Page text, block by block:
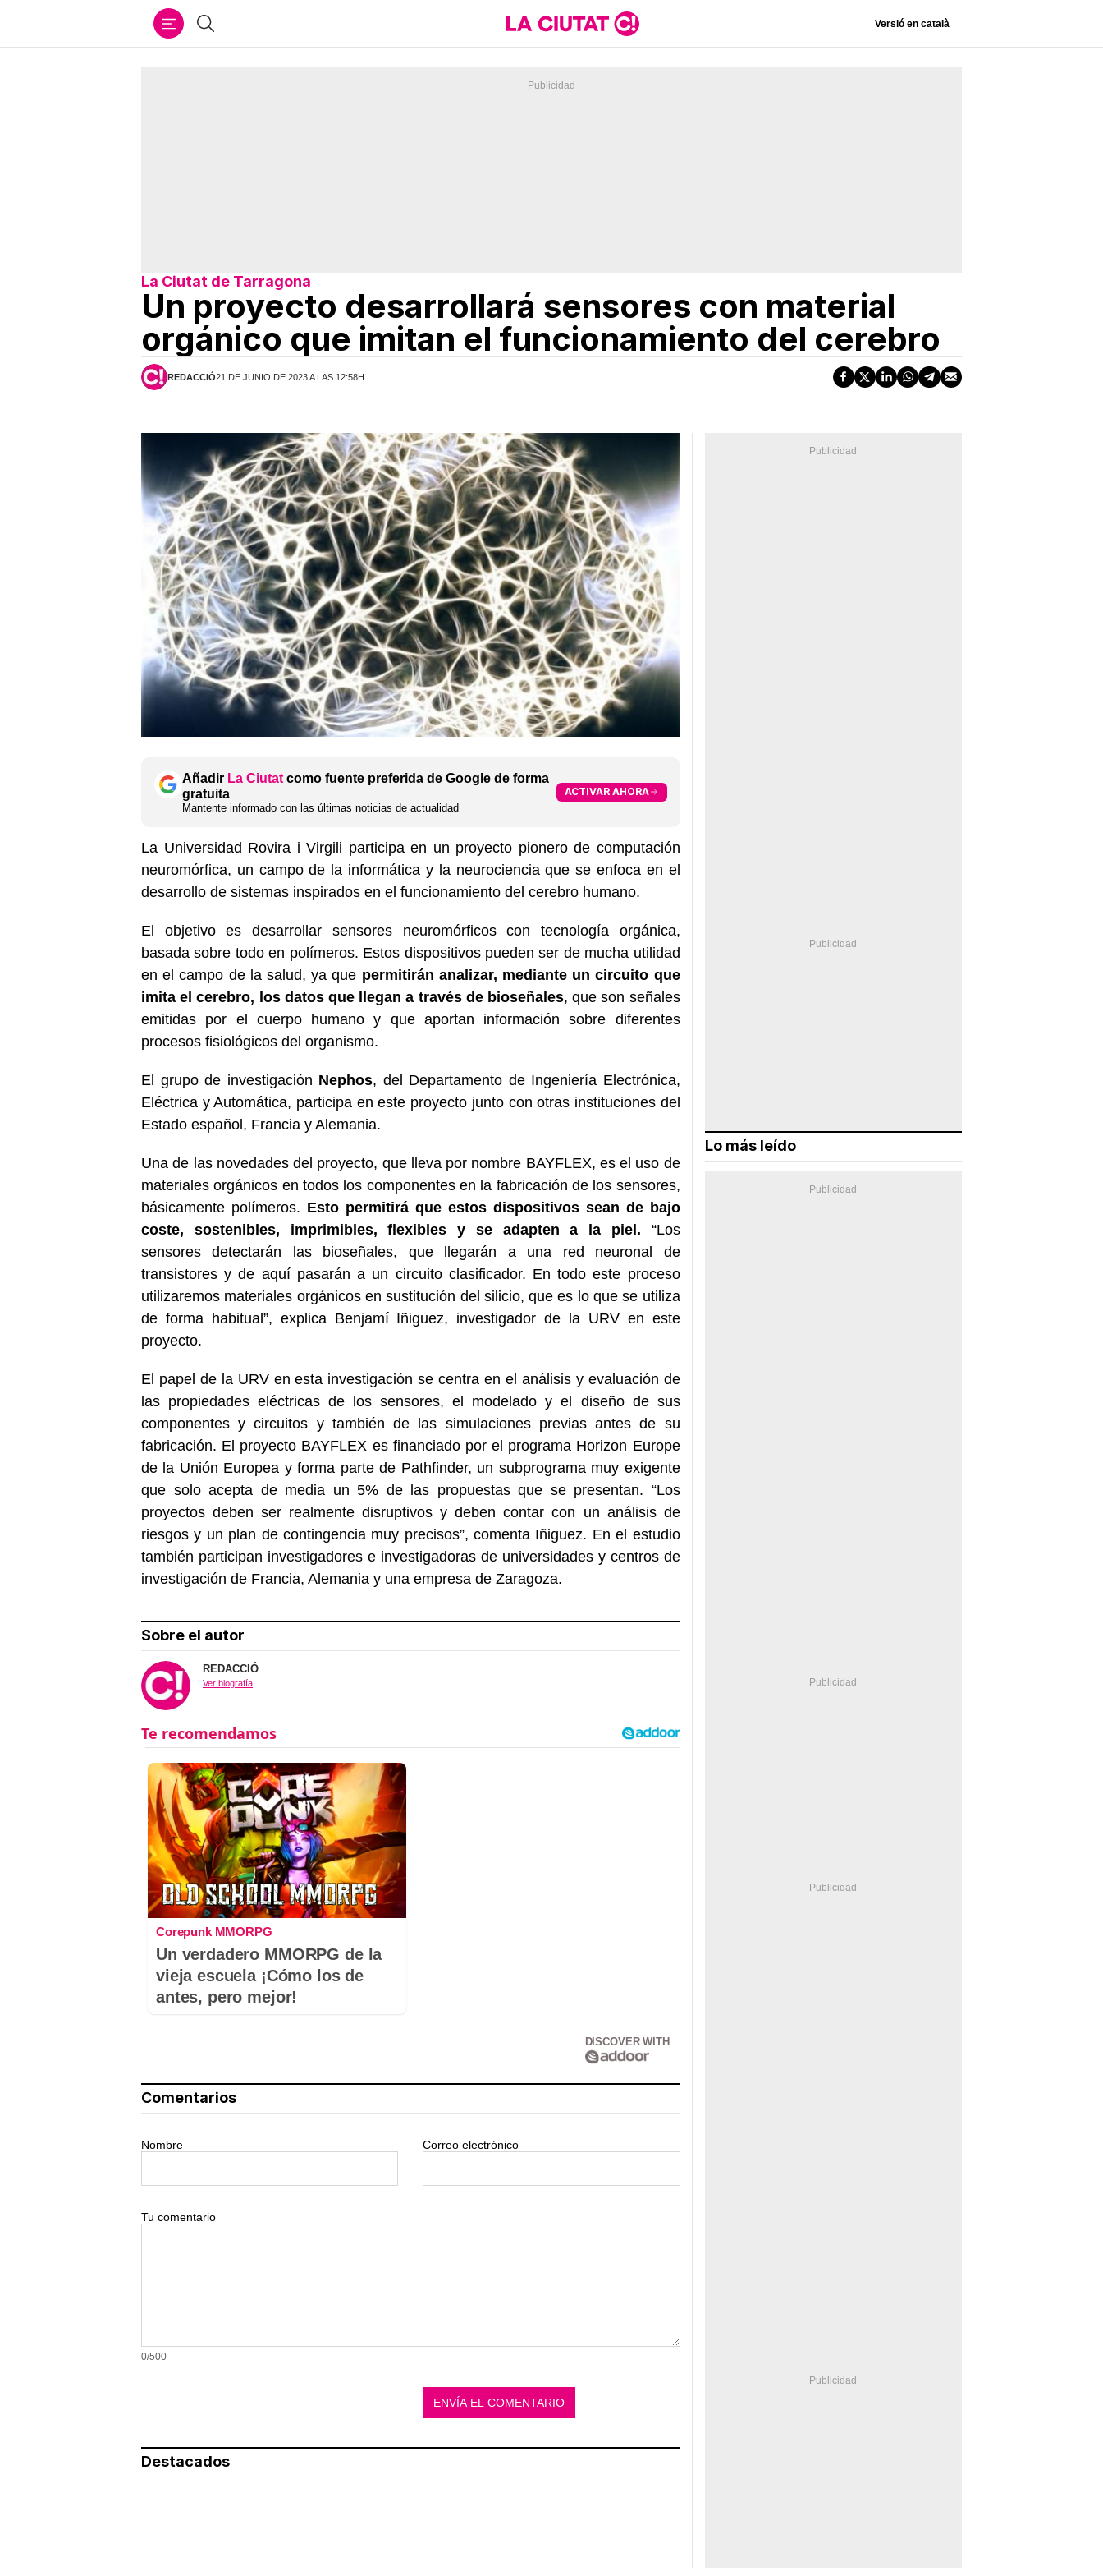
Buscar Versió en català
La Ciutat de Tarragona
Un proyecto desarrollará sensores con material
orgánico que imitan el funcionamiento del cerebro
REDACCIÓ21 DE JUNIO DE 2023 A LAS 12:58H
Añadir La Ciutat como fuente preferida de Google de forma
gratuita
Mantente informado con las últimas noticias de actualidad
ACTIVAR AHORA
La Universidad Rovira i Virgili participa en un proyecto pionero de computación
neuromórfica, un campo de la informática y la neurociencia que se enfoca en el
desarrollo de sistemas inspirados en el funcionamiento del cerebro humano.
El objetivo es desarrollar sensores neuromórficos con tecnología orgánica,
basada sobre todo en polímeros. Estos dispositivos pueden ser de mucha utilidad
en el campo de la salud, ya que permitirán analizar, mediante un circuito que
imita el cerebro, los datos que llegan a través de bioseñales, que son señales
emitidas por el cuerpo humano y que aportan información sobre diferentes
procesos fisiológicos del organismo.
El grupo de investigación Nephos, del Departamento de Ingeniería Electrónica,
Eléctrica y Automática, participa en este proyecto junto con otras instituciones del
Estado español, Francia y Alemania.
Una de las novedades del proyecto, que lleva por nombre BAYFLEX, es el uso de
materiales orgánicos en todos los componentes en la fabricación de los sensores,
básicamente polímeros. Esto permitirá que estos dispositivos sean de bajo
coste, sostenibles, imprimibles, flexibles y se adapten a la piel. “Los
sensores detectarán las bioseñales, que llegarán a una red neuronal de
transistores y de aquí pasarán a un circuito clasificador. En todo este proceso
utilizaremos materiales orgánicos en sustitución del silicio, que es lo que se utiliza
de forma habitual”, explica Benjamí Iñiguez, investigador de la URV en este
proyecto.
El papel de la URV en esta investigación se centra en el análisis y evaluación de
las propiedades eléctricas de los sensores, el modelado y el diseño de sus
componentes y circuitos y también de las simulaciones previas antes de su
fabricación. El proyecto BAYFLEX es financiado por el programa Horizon Europe
de la Unión Europea y forma parte de Pathfinder, un subprograma muy exigente
que solo acepta de media un 5% de las propuestas que se presentan. “Los
proyectos deben ser realmente disruptivos y deben contar con un análisis de
riesgos y un plan de contingencia muy precisos”, comenta Iñiguez. En el estudio
también participan investigadores e investigadoras de universidades y centros de
investigación de Francia, Alemania y una empresa de Zaragoza.
Sobre el autor
REDACCIÓ
Ver biografía
Corepunk MMORPG
Un verdadero MMORPG de la
vieja escuela ¡Cómo los de
antes, pero mejor!
DISCOVER WITH
Comentarios
Nombre Correo electrónico
Tu comentario
0/500
Destacados
Lo más leído